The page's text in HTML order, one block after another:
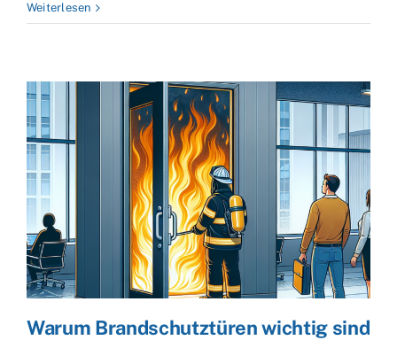
Weiterlesen
Warum Brandschutztüren wichtig sind